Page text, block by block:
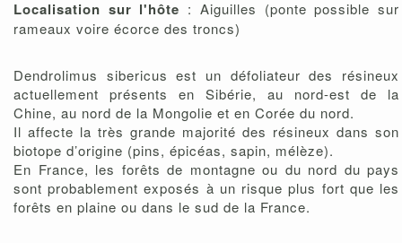
Localisation sur l'hôte : Aiguilles (ponte possible sur
rameaux voire écorce des troncs)
Dendrolimus sibericus est un défoliateur des résineux
actuellement présents en Sibérie, au nord-est de la
Chine, au nord de la Mongolie et en Corée du nord.
Il affecte la très grande majorité des résineux dans son
biotope d’origine (pins, épicéas, sapin, mélèze).
En France, les forêts de montagne ou du nord du pays
sont probablement exposés à un risque plus fort que les
forêts en plaine ou dans le sud de la France.